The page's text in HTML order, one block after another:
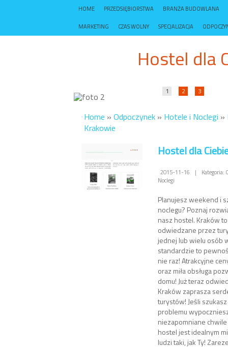
HOME PRZEDSIĘBIORSTWA BRANŻA BUDOWLANA
MARKETING CZAS WOLNY SPECJALIZACJA
Hostel dla
1 2 3
Home » Odpoczynek » Hotele i Noclegi »
Krakowie
Hostel dla
2015-11-16 |
Kategoria:
Noclegi
Planujesz weekend i
noclegu? Poznaj
nasz hostel. Kraków
odwiedzane przez
jednej lub wielu osób
standardzie to
nie raz! Atrakcyjne
oraz miła obsługa
domu! Już teraz
Kraków zaprasza
turystów! Jeśli
problemu
niezapomniane
hostel jest idealnym
ludzi taki, jak Ty!